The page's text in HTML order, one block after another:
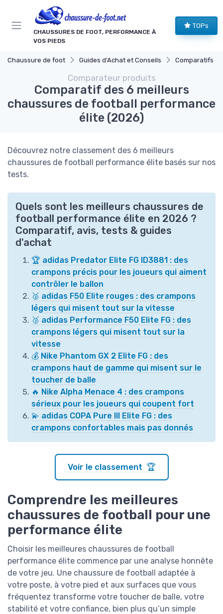
CHAUSSURES DE FOOT, PERFORMANCE À
VOS PIEDS
TOPs
Chaussure de foot Guides d'Achat et Conseils Comparatifs de Prix
Comparateur produits
Comparatif des 6 meilleurs
chaussures de football performance
élite (2026)
Découvrez notre classement des 6 meilleurs
chaussures de football performance élite basés sur nos
tests.
Quels sont les meilleurs chaussures de
football performance élite en 2026 ?
Comparatif, avis, tests & guides
d'achat
🏆 adidas Predator Elite FG ID3881 : des
crampons précis pour les joueurs qui aiment
contrôler le ballon
🥈 adidas F50 Elite rouges : des crampons
légers qui misent tout sur la vitesse
🥉 adidas Performance F50 Elite FG : des
crampons légers qui misent tout sur la
vitesse
💰 Nike Phantom GX 2 Elite FG : des
crampons haut de gamme qui misent sur le
toucher de balle
🔥 Nike Alpha Menace 4 : des crampons
sérieux pour les joueurs qui coupent fort
💫 adidas COPA Pure III Elite FG : des
crampons confortables mais pas donnés
Voir le classement 🏆
Comprendre les meilleures
chaussures de football pour une
performance élite
Choisir les meilleures chaussures de football
performance élite commence par une analyse honnête
de votre jeu. Une chaussure de football adaptée à
votre poste, à votre pied et aux surfaces que vous
fréquentez transforme votre toucher de balle, votre
stabilité et votre confiance, bien plus qu’un simple
Panneau de gestion des cookies